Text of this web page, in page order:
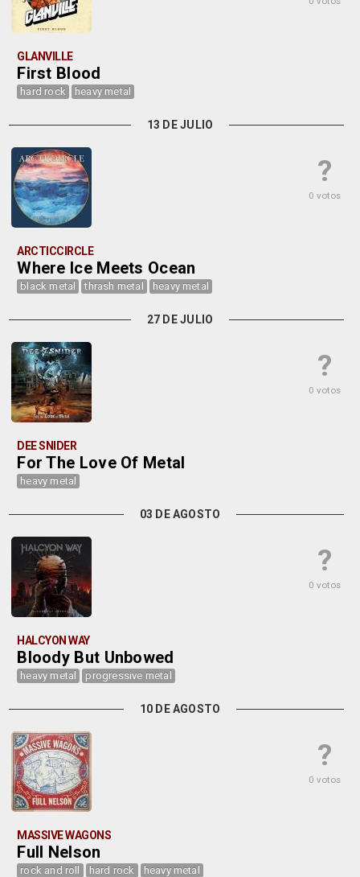
GLANVILLE
First Blood
hard rock heavy metal
13 DE JULIO
?
0 votos
ARCTICCIRCLE
Where Ice Meets Ocean
black metal thrash metal heavy metal
27 DE JULIO
?
0 votos
DEE SNIDER
For The Love Of Metal
heavy metal
03 DE AGOSTO
?
0 votos
HALCYON WAY
Bloody But Unbowed
heavy metal progressive metal
10 DE AGOSTO
?
0 votos
MASSIVE WAGONS
Full Nelson
rock and roll hard rock heavy metal